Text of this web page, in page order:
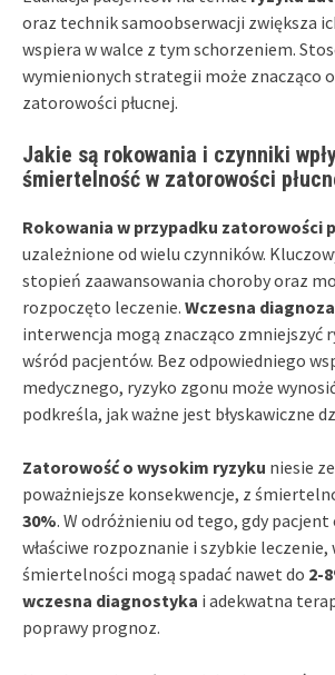
oraz technik samoobserwacji zwiększa
wspiera w walce z tym schorzeniem.
wymienionych strategii może znacząco
zatorowości płucnej.
Jakie są rokowania i czynniki
śmiertelność w zatorowości
Rokowania w przypadku zatorowości
uzależnione od wielu czynników.
stopień zaawansowania choroby oraz
rozpoczęto leczenie. Wczesna diagnoza
interwencja mogą znacząco zmniejszyć
wśród pacjentów. Bez odpowiedniego
medycznego, ryzyko zgonu może
podkreśla, jak ważne jest błyskawiczne
Zatorowość o wysokim ryzyku niesie
poważniejsze konsekwencje, z
30%. W odróżnieniu od tego, gdy
właściwe rozpoznanie i szybkie leczenie,
śmiertelności mogą spadać nawet do 2-
wczesna diagnostyka i adekwatna
poprawy prognoz.